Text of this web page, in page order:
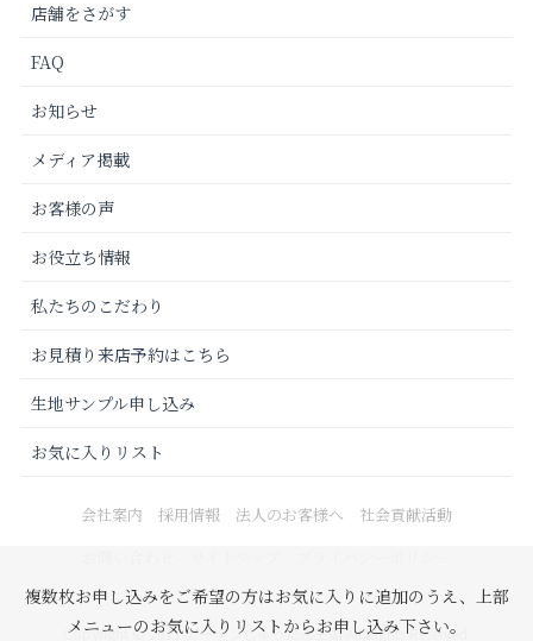
複数枚お申し込みをご希望の方はお気に入りに追加のうえ、上部
メニューのお気に入りリストからお申し込み下さい。
店舗をさがす
FAQ
お知らせ
メディア掲載
お客様の声
お役立ち情報
私たちのこだわり
お見積り来店予約はこちら
生地サンプル申し込み
お気に入りリスト
会社案内 採用情報 法人のお客様へ
社会貢献活動
Copyright © 2021 カーテンじゅうたん王国 All Rights Reserved.